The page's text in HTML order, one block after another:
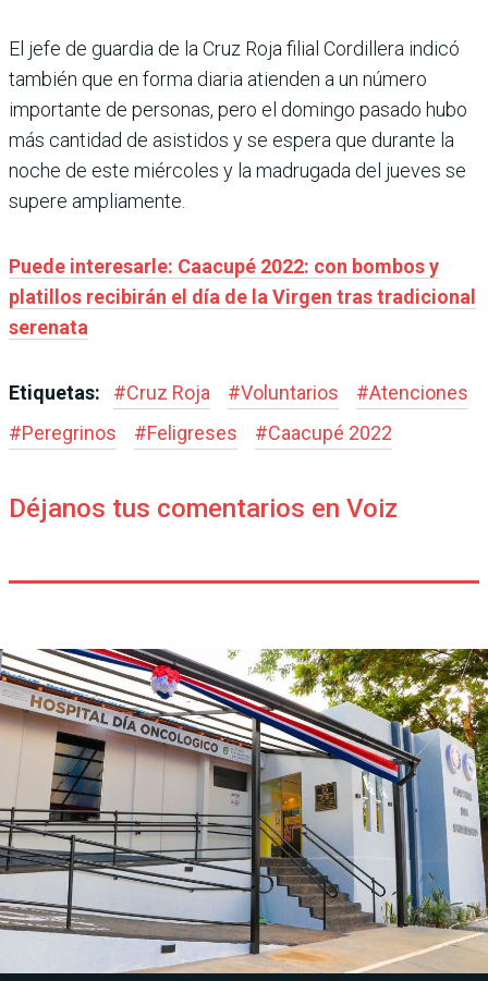
El jefe de guardia de la Cruz Roja filial Cordillera indicó
también que en forma diaria atienden a un número
importante de personas, pero el domingo pasado hubo
más cantidad de asistidos y se espera que durante la
noche de este miércoles y la madrugada del jueves se
supere ampliamente.
Puede interesarle: Caacupé 2022: con bombos y
platillos recibirán el día de la Virgen tras tradicional
serenata
Etiquetas: #Cruz Roja #Voluntarios #Atenciones
#Peregrinos #Feligreses #Caacupé 2022
Déjanos tus comentarios en Voiz